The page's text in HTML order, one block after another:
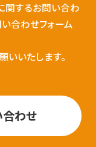
関するお問い合わ
合わせフォーム
いたします。
わせ